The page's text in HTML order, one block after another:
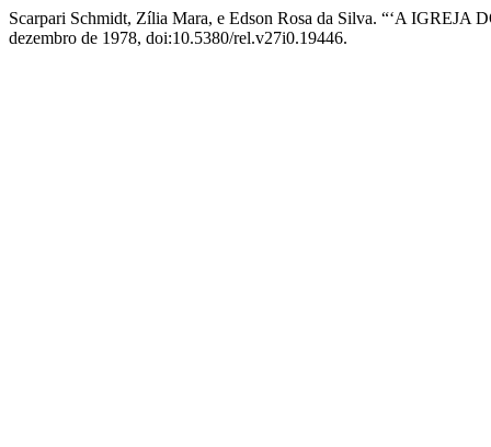
Scarpari Schmidt, Zília Mara, e Edson Rosa da Silva. “‘A
dezembro de 1978, doi:10.5380/rel.v27i0.19446.